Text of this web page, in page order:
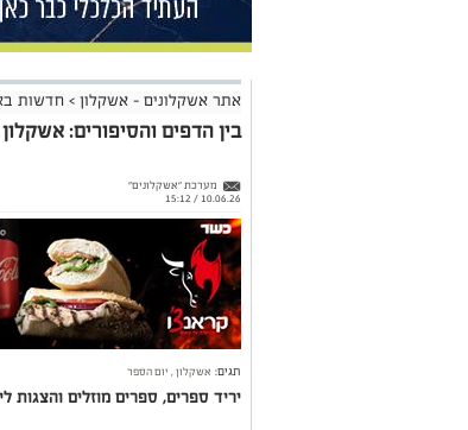
אתר אשקלונים - אשקלון > חדשות
בין הדפים והסיפורים:
מערכת "אשקלונים"
10.06.26 / 15:12
תגים: אשקלון, יום הספר
יריד ספרים, ספרים מוזלים